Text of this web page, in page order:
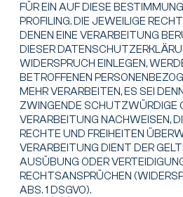
FÜR EIN AUF DIESE
PROFILING. DIE JEWEILIGE
DENEN EINE VERARBEITUNG
DIESER
WIDERSPRUCH EINLEGEN,
BETROFFENEN
MEHR VERARBEITEN, ES SEI
ZWINGENDE SCHUTZWÜRDIGE
VERARBEITUNG NACHWEISEN,
RECHTE UND FREIHEITEN
VERARBEITUNG DIENT DER
AUSÜBUNG ODER
RECHTSANSPRÜCHEN
ABS. 1 DSGVO).